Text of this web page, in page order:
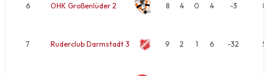
6 OHK Großenlüder 2 8 4 0 4 -3 8
7 Ruderclub Darmstadt 3 9 2 1 6 -32 5